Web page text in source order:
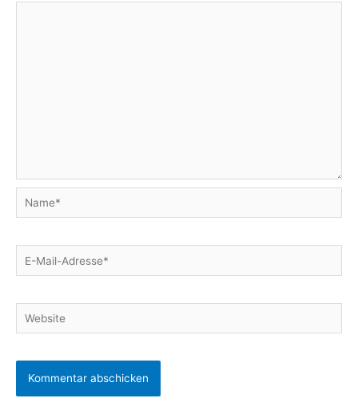
Name*
E-
Mail-
Website